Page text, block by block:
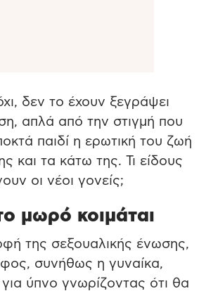
δεν το έχουν ξεγράψει
απλά από την στιγμή που
παιδί η ερωτική του ζωή
και τα κάτω της. Τι είδους
οι νέοι γονείς;
μωρό κοιμάται
της σεξουαλικής ένωσης,
συνήθως η γυναίκα,
ύπνο γνωρίζοντας ότι θα